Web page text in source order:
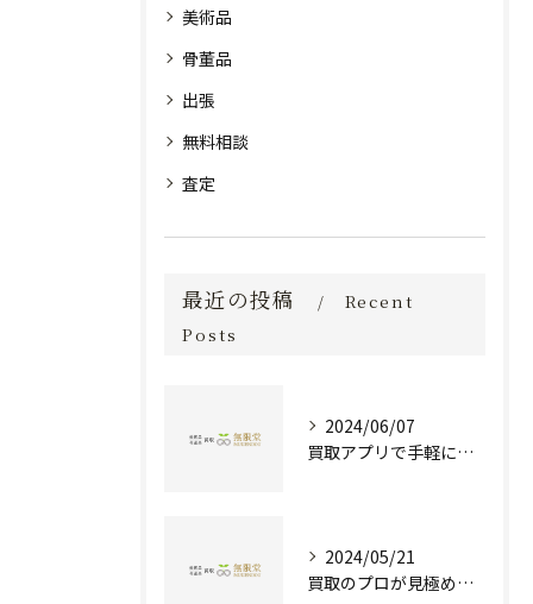
美術品
骨董品
出張
無料相談
査定
最近の投稿
Recent
Posts
2024/06/07
買取アプリで手軽に現金化！あなたの不要品が宝物に変わる方法とは？
2024/05/21
買取のプロが見極める！骨董品の価値と査定とは？